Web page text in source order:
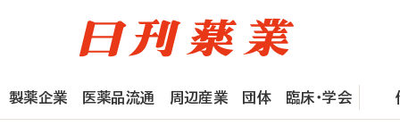
製薬企業 医薬品流通 周辺産業 団体 臨床・学会